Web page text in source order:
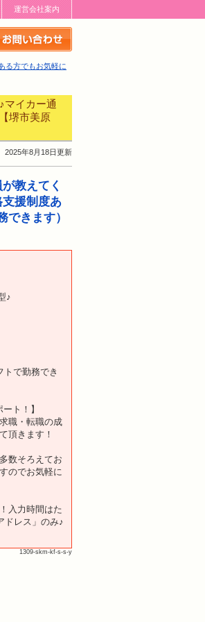
運営会社案内
る方でもお気軽に
マイカー通
堺市美原
2025年8月18日更新
教えてく
援制度あ
できます）
♪
で勤務でき
ト！】
職・転職の成
頂きます！
数そろえてお
のでお気軽に
入力時間はた
ドレス」のみ♪
1309-skm-kf-s-s-y